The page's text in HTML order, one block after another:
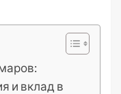
и вклад в